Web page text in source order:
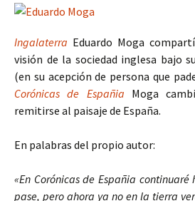
Ingalaterra Eduardo Moga
visión de la sociedad inglesa bajo
(en su acepción de persona que
Corónicas de Españia Moga
remitirse al paisaje de España.
En palabras del propio autor:
«En Corónicas de Españia
pase, pero ahora ya no en la tierra